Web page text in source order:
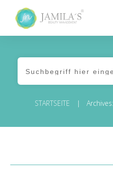
STARTSEITE |